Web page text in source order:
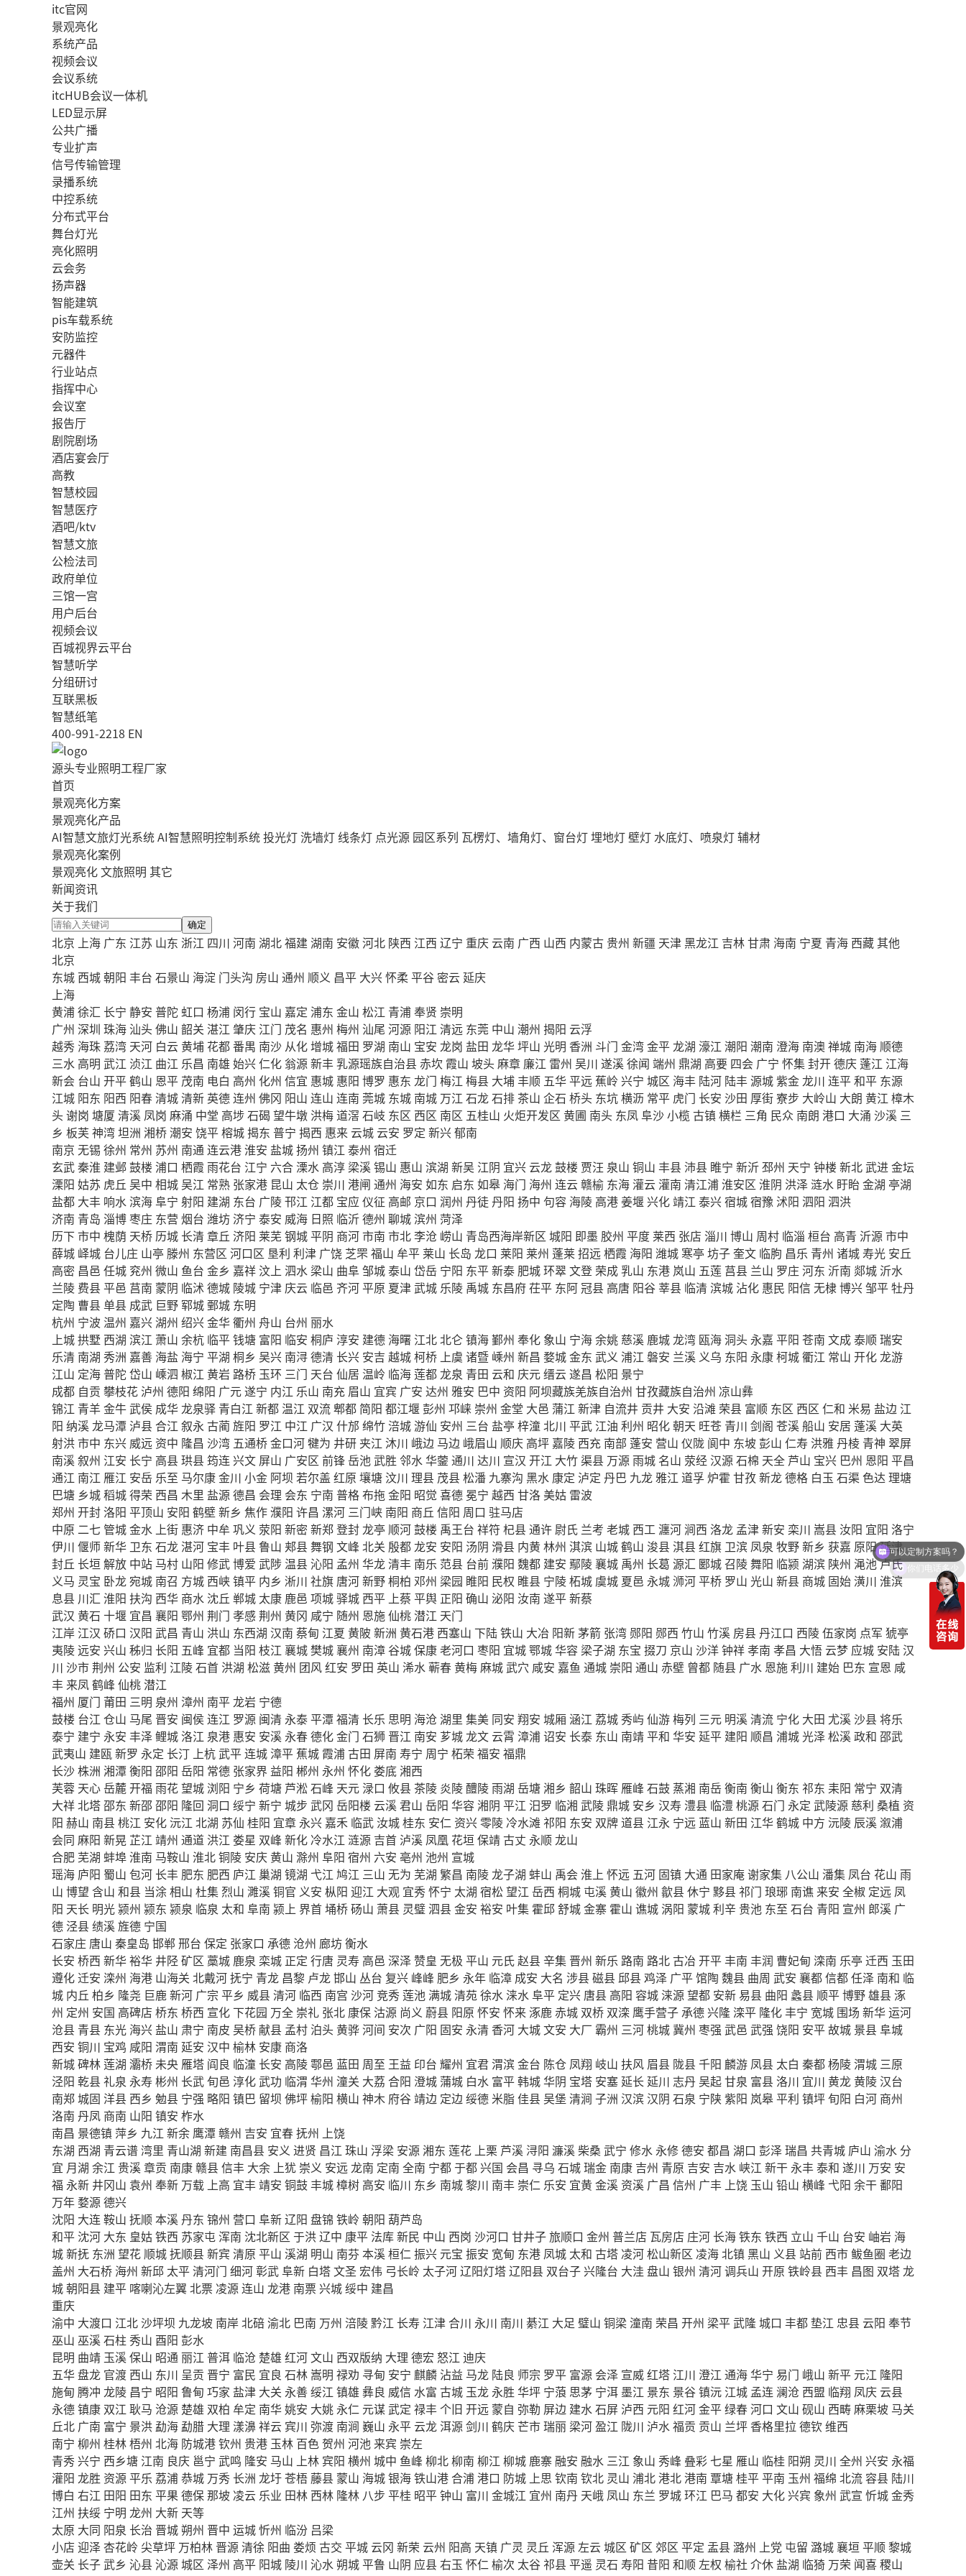
itc官网
景观亮化
系统产品
视频会议
会议系统
itcHUB会议一体机
LED显示屏
公共广播
专业扩声
信号传输管理
录播系统
中控系统
分布式平台
舞台灯光
亮化照明
云会务
扬声器
智能建筑
pis车载系统
安防监控
元器件
行业站点
指挥中心
会议室
报告厅
剧院剧场
酒店宴会厅
高教
智慧校园
智慧医疗
酒吧/ktv
智慧文旅
公检法司
政府单位
三馆一宫
用户后台
视频会议
百城视界云平台
智慧听学
分组研讨
互联黑板
智慧纸笔
400-991-2218 EN
源头专业照明工程厂家
首页
景观亮化方案
景观亮化产品
AI智慧文旅灯光系统AI智慧照明控制系统投光灯洗墙灯线条灯 点光源 园区系列 瓦楞灯、墙角灯、窗台灯埋地灯壁灯水底灯、喷泉灯辅材
景观亮化案例
景观亮化文旅照明 其它
新闻资讯
关于我们
确定
北京 上海 广东 江苏 山东 浙江 四川 河南 湖北福建湖南 安徽河北 陕西 江西 辽宁 重庆 云南 广西 山西 内蒙古 贵州 新疆 天津黑龙江 吉林甘肃 海南 宁夏 青海 西藏其他
北京
东城 西城朝阳 丰台 石景山 海淀 门头沟 房山 通州 顺义 昌平 大兴怀柔平谷 密云延庆
上海
黄浦徐汇 长宁 静安 普陀 虹口 杨浦 闵行 宝山 嘉定 浦东 金山 松江 青浦奉贤 崇明
广州 深圳 珠海 汕头佛山 韶关 湛江 肇庆 江门 茂名 惠州 梅州 汕尾 河源 阳江 清远 东莞 中山 潮州 揭阳 云浮
越秀 海珠 荔湾 天河 白云黄埔 花都番禺 南沙 从化增城福田 罗湖 南山 宝安 龙岗 盐田 龙华坪山 光明 香洲 斗门 金湾金平龙湖 濠江 潮阳 潮南 澄海 南澳禅城 南海 顺德
三水 高明 武江 浈江 曲江 乐昌 南雄 始兴仁化 翁源新丰乳源瑶族自治县赤坎 霞山 坡头麻章 廉江 雷州 吴川 遂溪徐闻 端州 鼎湖 高要 四会 广宁 怀集封开德庆 蓬江 江海
新会 台山 开平鹤山 恩平 茂南 电白 高州 化州 信宜 惠城 惠阳 博罗 惠东 龙门 梅江 梅县 大埔丰顺 五华平远 蕉岭 兴宁 城区 海丰 陆河 陆丰源城紫金龙川 连平和平 东源
江城 阳东 阳西 阳春清城清新 英德连州 佛冈 阳山 连山 连南 莞城 东城 南城 万江 石龙石排茶山 企石 桥头 东坑横沥 常平 虎门 长安 沙田 厚街寮步 大岭山 大朗 黄江 樟木
头谢岗 塘厦 清溪 凤岗 麻涌 中堂 高埗石碣 望牛墩 洪梅道滘 石岐 东区 西区 南区 五桂山 火炬开发区 黄圃 南头 东凤阜沙小榄 古镇横栏 三角 民众 南朗 港口 大涌 沙溪 三
乡 板芙 神湾坦洲 湘桥潮安 饶平榕城揭东 普宁 揭西 惠来 云城 云安 罗定 新兴郁南
南京 无锡 徐州 常州 苏州 南通连云港淮安 盐城扬州 镇江 泰州 宿迁
玄武秦淮 建邺鼓楼 浦口 栖霞 雨花台 江宁 六合 溧水 高淳 梁溪锡山 惠山 滨湖 新吴 江阴 宜兴 云龙鼓楼 贾汪 泉山 铜山 丰县 沛县 睢宁 新沂邳州 天宁 钟楼 新北武进金坛
溧阳 姑苏 虎丘 吴中 相城吴江 常熟 张家港 昆山 太仓 崇川 港闸 通州 海安 如东 启东 如皋 海门 海州 连云赣榆 东海灌云灌南 清江浦淮安区 淮阴 洪泽 涟水 盱眙金湖 亭湖
盐都 大丰 响水滨海阜宁 射阳 建湖 东台 广陵邗江 江都 宝应 仪征 高邮 京口 润州 丹徒丹阳 扬中 句容 海陵 高港姜堰兴化靖江 泰兴宿城宿豫 沭阳 泗阳 泗洪
济南 青岛 淄博枣庄 东营 烟台 潍坊济宁 泰安 威海 日照 临沂德州 聊城滨州 菏泽
历下市中 槐荫 天桥 历城 长清章丘 济阳 莱芜钢城平阴 商河市南 市北李沧 崂山 青岛西海岸新区 城阳 即墨 胶州 平度 莱西 张店 淄川 博山 周村 临淄 桓台 高青 沂源市中
薛城 峄城 台儿庄 山亭 滕州 东营区 河口区 垦利 利津 广饶 芝罘福山 牟平 莱山 长岛 龙口 莱阳 莱州 蓬莱招远 栖霞 海阳 潍城 寒亭 坊子奎文 临朐 昌乐 青州 诸城寿光 安丘
高密 昌邑 任城 兖州 微山 鱼台 金乡 嘉祥 汶上 泗水 梁山 曲阜邹城泰山 岱岳 宁阳 东平新泰 肥城环翠文登 荣成乳山 东港 岚山 五莲 莒县 兰山 罗庄河东 沂南 郯城 沂水
兰陵 费县平邑 莒南 蒙阴 临沭德城 陵城 宁津 庆云 临邑 齐河平原 夏津武城 乐陵 禹城 东昌府茌平 东阿冠县 高唐 阳谷莘县 临清滨城 沾化 惠民 阳信无棣博兴邹平牡丹
定陶 曹县单县 成武 巨野 郓城 鄄城 东明
杭州 宁波 温州 嘉兴湖州 绍兴金华衢州 舟山 台州 丽水
上城拱墅 西湖 滨江 萧山 余杭 临平钱塘 富阳 临安 桐庐 淳安 建德 海曙 江北北仑镇海鄞州 奉化 象山 宁海余姚 慈溪 鹿城龙湾 瓯海洞头 永嘉 平阳 苍南 文成泰顺瑞安
乐清 南湖 秀洲 嘉善 海盐 海宁 平湖 桐乡 吴兴 南浔德清 长兴 安吉 越城柯桥 上虞 诸暨 嵊州 新昌 婺城金东 武义 浦江 磐安 兰溪 义乌 东阳 永康柯城衢江 常山 开化龙游
江山 定海普陀 岱山 嵊泗 椒江 黄岩 路桥 玉环 三门 天台 仙居 温岭 临海莲都龙泉 青田 云和 庆元缙云遂昌 松阳 景宁
成都 自贡 攀枝花 泸州 德阳 绵阳 广元遂宁 内江 乐山 南充 眉山 宜宾 广安 达州 雅安 巴中 资阳 阿坝藏族羌族自治州 甘孜藏族自治州 凉山彝
锦江 青羊金牛武侯 成华龙泉驿 青白江 新都 温江 双流郫都 简阳 都江堰彭州 邛崃 崇州 金堂 大邑 蒲江 新津 自流井 贡井 大安 沿滩 荣县 富顺 东区 西区 仁和 米易 盐边 江
阳 纳溪龙马潭 泸县合江 叙永古蔺旌阳 罗江 中江 广汉 什邡 绵竹 涪城游仙 安州 三台 盐亭 梓潼北川 平武 江油 利州 昭化朝天 旺苍 青川 剑阁 苍溪船山 安居 蓬溪 大英
射洪市中 东兴 威远 资中 隆昌 沙湾 五通桥金口河犍为 井研 夹江 沐川 峨边 马边 峨眉山 顺庆 高坪 嘉陵 西充 南部 蓬安 营山 仪陇 阆中 东坡彭山 仁寿 洪雅丹棱 青神 翠屏
南溪叙州 江安 长宁 高县珙县筠连兴文 屏山 广安区 前锋岳池武胜 邻水华蓥 通川 达川 宣汉 开江 大竹 渠县 万源雨城 名山 荥经汉源石棉 天全 芦山 宝兴 巴州 恩阳 平昌
通江 南江 雁江 安岳 乐至 马尔康金川 小金 阿坝 若尔盖 红原 壤塘 汶川 理县 茂县松潘 九寨沟 黑水 康定 泸定 丹巴 九龙雅江 道孚炉霍 甘孜新龙德格 白玉 石渠色达 理塘
巴塘 乡城稻城得荣 西昌 木里 盐源德昌 会理 会东 宁南 普格布拖金阳 昭觉 喜德 冕宁 越西 甘洛 美姑 雷波
郑州 开封洛阳 平顶山 安阳 鹤壁新乡 焦作濮阳 许昌 漯河 三门峡 南阳 商丘 信阳 周口 驻马店
中原 二七 管城金水 上街 惠济 中牟巩义 荥阳 新密 新郑登封龙亭 顺河鼓楼 禹王台 祥符 杞县通许 尉氏 兰考 老城 西工瀍河涧西 洛龙 孟津新安 栾川 嵩县 汝阳 宜阳 洛宁
伊川 偃师新华 卫东 石龙湛河 宝丰 叶县鲁山 郏县舞钢 文峰 北关 殷都龙安 安阳 汤阴 滑县 内黄林州 淇滨 山城鹤山 浚县淇县红旗 卫滨 凤泉 牧野新乡 获嘉 原阳延津
封丘 长垣解放 中站 马村 山阳 修武博爱 武陟 温县沁阳 孟州 华龙清丰 南乐 范县 台前濮阳 魏都 建安 鄢陵襄城 禹州 长葛 源汇 郾城召陵舞阳 临颍 湖滨 陕州 渑池卢氏
义马 灵宝 卧龙宛城 南召 方城 西峡镇平 内乡 淅川 社旗 唐河新野桐柏 邓州 梁园 睢阳 民权 睢县 宁陵柘城 虞城 夏邑 永城浉河平桥 罗山 光山 新县 商城 固始潢川 淮滨
息县 川汇 淮阳 扶沟 西华 商水 沈丘 郸城 太康 鹿邑 项城驿城 西平 上蔡 平舆 正阳 确山 泌阳 汝南 遂平新蔡
武汉 黄石 十堰 宜昌 襄阳 鄂州 荆门 孝感荆州 黄冈 咸宁 随州 恩施仙桃潜江 天门
江岸 江汉 硚口 汉阳 武昌 青山 洪山 东西湖 汉南 蔡甸 江夏 黄陂 新洲 黄石港 西塞山 下陆铁山 大冶 阳新茅箭 张湾 郧阳 郧西 竹山 竹溪 房县丹江口 西陵伍家岗 点军 猇亭
夷陵远安 兴山 秭归 长阳 五峰 宜都 当阳 枝江 襄城樊城襄州 南漳谷城保康老河口 枣阳 宜城鄂城华容 梁子湖 东宝 掇刀 京山 沙洋钟祥孝南 孝昌 大悟 云梦 应城 安陆汉
川 沙市荆州 公安 监利 江陵石首 洪湖 松滋黄州 团风红安 罗田 英山 浠水蕲春黄梅麻城武穴 咸安 嘉鱼 通城 崇阳 通山 赤壁 曾都 随县 广水 恩施利川 建始 巴东 宣恩 咸
丰 来凤鹤峰 仙桃潜江
福州 厦门 莆田 三明 泉州 漳州 南平龙岩 宁德
鼓楼 台江 仓山 马尾 晋安 闽侯连江 罗源 闽清 永泰平潭福清 长乐 思明 海沧 湖里 集美 同安 翔安 城厢 涵江 荔城秀屿仙游梅列 三元 明溪清流 宁化 大田 尤溪沙县将乐
泰宁 建宁 永安 丰泽鲤城洛江 泉港 惠安 安溪 永春德化金门 石狮 晋江 南安 芗城龙文 云霄 漳浦诏安 长泰 东山 南靖平和 华安 延平 建阳 顺昌 浦城光泽松溪政和 邵武
武夷山 建瓯新罗 永定 长汀 上杭武平连城 漳平 蕉城 霞浦古田 屏南 寿宁 周宁 柘荣 福安 福鼎
长沙株洲 湘潭衡阳 邵阳 岳阳 常德 张家界 益阳 郴州 永州 怀化 娄底湘西
芙蓉 天心岳麓开福 雨花望城 浏阳 宁乡 荷塘 芦淞石峰 天元 渌口 攸县茶陵 炎陵醴陵雨湖 岳塘湘乡 韶山 珠晖 雁峰 石鼓 蒸湘 南岳衡南 衡山 衡东 祁东 耒阳 常宁 双清
大祥北塔邵东 新邵邵阳 隆回 洞口 绥宁 新宁 城步 武冈 岳阳楼 云溪君山 岳阳 华容湘阴 平江 汨罗 临湘 武陵鼎城 安乡 汉寿 澧县 临澧桃源石门 永定 武陵源 慈利 桑植 资
阳 赫山 南县桃江 安化沅江 北湖 苏仙 桂阳 宜章 永兴 嘉禾 临武 汝城桂东 安仁 资兴零陵 冷水滩 祁阳 东安 双牌道县 江永 宁远 蓝山 新田 江华鹤城 中方 沅陵 辰溪 溆浦
会同 麻阳 新晃 芷江 靖州 通道 洪江 娄星 双峰 新化 冷水江 涟源 吉首 泸溪 凤凰 花垣保靖古丈 永顺龙山
合肥 芜湖 蚌埠淮南 马鞍山 淮北铜陵 安庆黄山 滁州 阜阳 宿州 六安 亳州 池州 宣城
瑶海 庐阳 蜀山 包河 长丰 肥东 肥西 庐江 巢湖 镜湖 弋江 鸠江 三山 无为 芜湖 繁昌 南陵龙子湖 蚌山 禹会淮上 怀远 五河 固镇 大通 田家庵谢家集 八公山 潘集 凤台 花山 雨
山 博望 含山 和县 当涂相山 杜集 烈山 濉溪铜官 义安 枞阳 迎江 大观 宜秀怀宁 太湖 宿松 望江 岳西 桐城 屯溪黄山 徽州 歙县休宁 黟县祁门 琅琊 南谯 来安 全椒 定远 凤
阳 天长 明光颍州 颍东 颍泉 临泉 太和 阜南 颍上 界首埇桥砀山 萧县 灵璧泗县金安 裕安 叶集 霍邱舒城金寨 霍山 谯城 涡阳 蒙城利辛 贵池 东至 石台 青阳 宣州 郎溪 广
德 泾县绩溪旌德 宁国
石家庄 唐山 秦皇岛 邯郸 邢台 保定 张家口 承德 沧州 廊坊衡水
长安 桥西 新华裕华 井陉矿区 藁城 鹿泉 栾城 正定 行唐 灵寿 高邑 深泽 赞皇 无极 平山 元氏赵县辛集 晋州 新乐 路南 路北古冶 开平丰南 丰润 曹妃甸 滦南 乐亭 迁西 玉田
遵化迁安 滦州 海港 山海关 北戴河抚宁 青龙 昌黎 卢龙邯山 丛台 复兴 峰峰 肥乡 永年 临漳 成安 大名 涉县磁县邱县鸡泽 广平馆陶 魏县 曲周 武安 襄都信都任泽 南和 临
城 内丘 柏乡 隆尧 巨鹿新河 广宗 平乡 威县清河 临西 南宫 沙河竞秀莲池 满城清苑徐水 涞水阜平 定兴 唐县 高阳 容城 涞源望都 安新易县 曲阳 蠡县 顺平博野雄县涿
州 定州 安国 高碑店 桥东 桥西 宣化下花园 万全 崇礼 张北 康保 沽源 尚义 蔚县 阳原 怀安 怀来涿鹿赤城 双桥 双滦 鹰手营子承德兴隆 滦平 隆化丰宁 宽城 围场 新华运河
沧县 青县 东光 海兴 盐山 肃宁 南皮 吴桥献县 孟村 泊头黄骅河间 安次 广阳 固安 永清 香河 大城文安 大厂 霸州 三河桃城冀州 枣强 武邑 武强 饶阳 安平故城 景县阜城
西安 铜川 宝鸡 咸阳 渭南 延安 汉中 榆林 安康 商洛
新城碑林莲湖 灞桥未央 雁塔 阎良 临潼 长安 高陵鄠邑 蓝田 周至 王益 印台 耀州 宜君渭滨金台 陈仓 凤翔 岐山 扶风 眉县 陇县千阳 麟游 凤县 太白 秦都杨陵渭城 三原
泾阳 乾县礼泉 永寿彬州 长武旬邑 淳化武功 临渭 华州 潼关 大荔 合阳 澄城蒲城 白水 富平韩城华阴 宝塔 安塞延长 延川 志丹吴起甘泉 富县洛川 宜川 黄龙黄陵汉台
南郑城固 洋县 西乡 勉县 宁强 略阳 镇巴 留坝 佛坪榆阳 横山 神木 府谷靖边 定边绥德 米脂佳县吴堡 清涧 子洲 汉滨汉阴 石泉 宁陕紫阳 岚皋平利 镇坪旬阳 白河 商州
洛南 丹凤 商南 山阳 镇安 柞水
南昌 景德镇萍乡 九江 新余 鹰潭赣州 吉安 宜春抚州 上饶
东湖 西湖 青云谱湾里 青山湖 新建 南昌县 安义 进贤 昌江 珠山 浮梁 安源湘东 莲花 上栗 芦溪 浔阳 濂溪柴桑武宁 修水 永修德安 都昌 湖口 彭泽瑞昌 共青城 庐山 渝水 分
宜 月湖 余江 贵溪章贡 南康赣县信丰 大余 上犹 崇义 安远 龙南 定南 全南 宁都于都兴国 会昌 寻乌 石城瑞金 南康 吉州 青原 吉安 吉水 峡江 新干 永丰泰和 遂川 万安 安
福 永新 井冈山 袁州 奉新 万载 上高 宜丰靖安 铜鼓丰城樟树 高安 临川 东乡 南城黎川 南丰 崇仁 乐安 宜黄金溪 资溪 广昌 信州 广丰 上饶 玉山 铅山 横峰 弋阳 余干鄱阳
万年婺源德兴
沈阳 大连鞍山 抚顺本溪丹东 锦州 营口 阜新辽阳 盘锦 铁岭 朝阳 葫芦岛
和平 沈河 大东 皇姑铁西 苏家屯 浑南 沈北新区 于洪辽中 康平 法库新民 中山 西岗 沙河口 甘井子旅顺口 金州 普兰店 瓦房店 庄河 长海铁东 铁西 立山 千山 台安 岫岩 海
城新抚 东洲 望花 顺城抚顺县新宾 清原 平山 溪湖 明山 南芬 本溪桓仁振兴 元宝 振安 宽甸 东港 凤城 太和 古塔 凌河松山新区 凌海北镇黑山 义县 站前 西市 鲅鱼圈 老边
盖州 大石桥 海州 新邱 太平清河门 细河彰武阜新 白塔文圣宏伟 弓长岭 太子河辽阳灯塔辽阳县 双台子兴隆台 大洼 盘山 银州 清河调兵山 开原 铁岭县 西丰 昌图 双塔龙
城朝阳县 建平 喀喇沁左翼北票 凌源连山 龙港 南票兴城绥中 建昌
重庆
渝中 大渡口 江北沙坪坝 九龙坡 南岸北碚渝北 巴南 万州 涪陵黔江 长寿 江津合川 永川 南川 綦江 大足 璧山 铜梁潼南 荣昌 开州 梁平武隆城口 丰都 垫江 忠县 云阳 奉节
巫山 巫溪石柱 秀山 酉阳 彭水
昆明 曲靖 玉溪保山 昭通丽江 普洱 临沧 楚雄 红河文山 西双版纳 大理 德宏 怒江 迪庆
五华盘龙 官渡 西山 东川 呈贡 晋宁 富民 宜良 石林嵩明 禄劝 寻甸 安宁 麒麟 沾益 马龙 陆良 师宗 罗平 富源 会泽 宣威红塔 江川 澄江 通海华宁 易门 峨山 新平 元江 隆阳
施甸 腾冲 龙陵 昌宁 昭阳 鲁甸 巧家 盐津 大关 永善绥江 镇雄 彝良 威信水富 古城 玉龙 永胜 华坪 宁蒗 思茅 宁洱 墨江 景东 景谷镇沅 江城 孟连 澜沧 西盟 临翔 凤庆 云县
永德镇康 双江 耿马 沧源 楚雄 双柏 牟定 南华姚安 大姚 永仁 元谋武定 禄丰个旧 开远 蒙自 弥勒 屏边 建水石屏 泸西 元阳 红河金平绿春河口 文山 砚山 西畴麻栗坡 马关
丘北 广南 富宁 景洪 勐海 勐腊 大理 漾濞祥云 宾川 弥渡 南涧 巍山 永平 云龙 洱源剑川 鹤庆 芒市瑞丽 梁河盈江 陇川 泸水福贡 贡山 兰坪 香格里拉 德钦维西
南宁 柳州 桂林梧州 北海 防城港钦州 贵港 玉林 百色贺州 河池 来宾 崇左
青秀兴宁 西乡塘 江南 良庆 邕宁 武鸣 隆安 马山 上林 宾阳 横州 城中 鱼峰 柳北柳南 柳江 柳城 鹿寨融安 融水 三江 象山 秀峰 叠彩七星 雁山 临桂 阳朔 灵川 全州 兴安 永福
灌阳 龙胜 资源平乐 荔浦恭城 万秀 长洲 龙圩苍梧 藤县蒙山 海城银海铁山港合浦港口 防城 上思 钦南 钦北 灵山 浦北港北港南 覃塘桂平平南 玉州 福绵 北流 容县 陆川
博白 右江 田阳 田东 平果 德保那坡 凌云 乐业 田林 西林 隆林 八步 平桂 昭平钟山 富川 金城江 宜州 南丹 天峨 凤山 东兰 罗城环江 巴马 都安 大化兴宾 象州 武宣 忻城金秀
江州 扶绥 宁明 龙州 大新 天等
太原 大同 阳泉 长治 晋城朔州 晋中 运城忻州 临汾 吕梁
小店 迎泽杏花岭 尖草坪 万柏林 晋源清徐 阳曲 娄烦 古交 平城 云冈 新荣 云州 阳高 天镇 广灵 灵丘 浑源左云城区 矿区 郊区 平定 盂县潞州 上党 屯留 潞城襄垣平顺黎城
壶关 长子武乡 沁县沁源城区 泽州 高平 阳城 陵川 沁水朔城平鲁 山阴 应县右玉 怀仁榆次 太谷祁县平遥 灵石 寿阳 昔阳 和顺左权 榆社 介休 盐湖 临猗 万荣 闻喜稷山
你们电话多少